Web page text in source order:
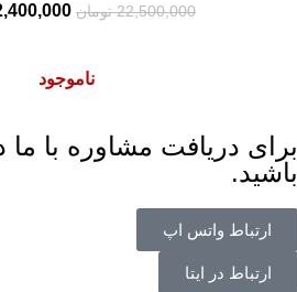
22,500,000 تومان
ناموجود
برای دریافت مشاوره با ما
باشید.
ارتباط واتس اپ
ارتباط در ایتا